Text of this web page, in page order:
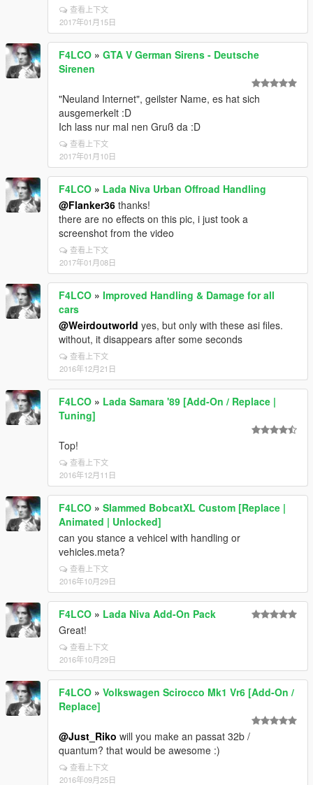
查看上下文
2017年01月15日
F4LCO » GTA V German Sirens - Deutsche
Sirenen
"Neuland Internet", geilster Name, es hat sich
ausgemerkelt :D
Ich lass nur mal nen Gruß da :D
查看上下文
2017年01月10日
F4LCO » Lada Niva Urban Offroad Handling
@Flanker36 thanks!
there are no effects on this pic, i just took a
screenshot from the video
查看上下文
2017年01月08日
F4LCO » Improved Handling & Damage for all
cars
@Weirdoutworld yes, but only with these asi files.
without, it disappears after some seconds
查看上下文
2016年12月21日
F4LCO » Lada Samara '89 [Add-On / Replace |
Tuning]
Top!
查看上下文
2016年12月11日
F4LCO » Slammed BobcatXL Custom [Replace |
Animated | Unlocked]
can you stance a vehicel with handling or
vehicles.meta?
查看上下文
2016年10月29日
F4LCO » Lada Niva Add-On Pack
Great!
查看上下文
2016年10月29日
F4LCO » Volkswagen Scirocco Mk1 Vr6 [Add-On /
Replace]
@Just_Riko will you make an passat 32b /
quantum? that would be awesome :)
查看上下文
2016年09月25日